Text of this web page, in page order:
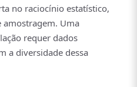
no raciocínio estatístico,
amostragem. Uma
requer dados
a diversidade dessa